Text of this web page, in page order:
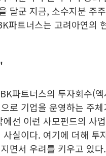
달군 지금, 소수지분 주
파트너스는 고려아연의
파트너스의 투자회수(
로 기업을 운영하는 주
선 이런 사모펀드의 사
실이다. 여기에 더해 투
면서 우려를 키우고 있